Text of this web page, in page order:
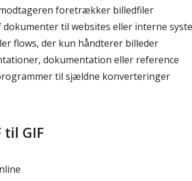
foretrækker billedfiler
til websites eller interne
flows, der kun håndterer billeder
dokumentation eller reference
til sjældne konverteringer
GIF